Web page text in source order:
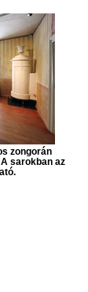
zongorán
sarokban az